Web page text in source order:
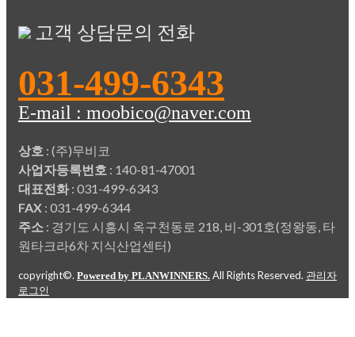
고객 상담문의 전화
031-499-6343
E-mail : moobico@naver.com
상호 : (주)무비코
사업자등록번호 : 140-81-47001
대표전화: 031-499-6343
FAX : 031-499-6344
주소 : 경기도 시흥시 옥구천동로 218, 비-301호(정왕동, 타
원타크라6차 지식산업센터)
copyright©. Powered by PLANWINNERS. All Rights Reserved. 관리자
로그인